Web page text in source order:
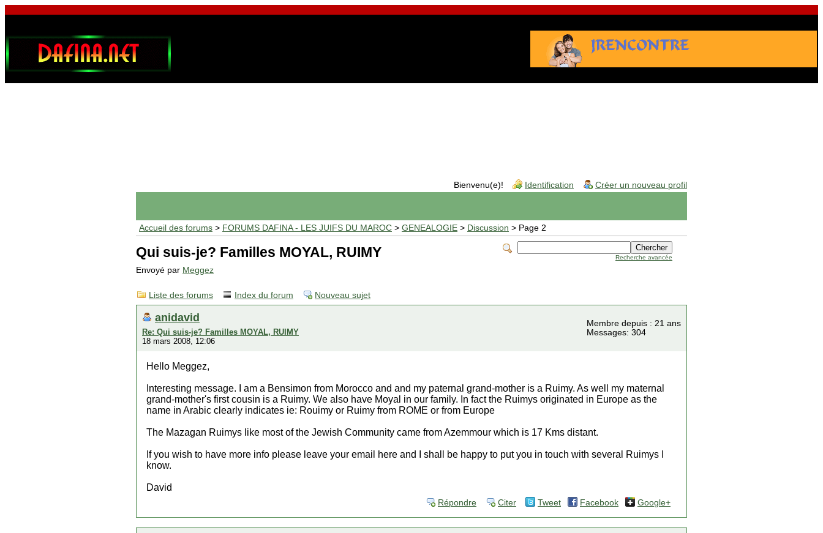
Bienvenu(e)! Identification Créer un nouveau profil
Accueil des forums > FORUMS DAFINA - LES JUIFS DU MAROC > GENEALOGIE > Discussion > Page 2
Recherche avancée
Qui suis-je? Familles MOYAL, RUIMY
Envoyé par Meggez
Liste des forums Index du forum Nouveau sujet
anidavid
Re: Qui suis-je? Familles MOYAL, RUIMY
18 mars 2008, 12:06
Membre depuis : 21 ans
Messages: 304
Hello Meggez,
Interesting message. I am a Bensimon from Morocco and and my paternal grand-mother is a Ruimy. As well my maternal
grand-mother's first cousin is a Ruimy. We also have Moyal in our family. In fact the Ruimys originated in Europe as the
name in Arabic clearly indicates ie: Rouimy or Ruimy from ROME or from Europe
The Mazagan Ruimys like most of the Jewish Community came from Azemmour which is 17 Kms distant.
If you wish to have more info please leave your email here and I shall be happy to put you in touch with several Ruimys I
know.
David
Répondre Citer Tweet Facebook Google+